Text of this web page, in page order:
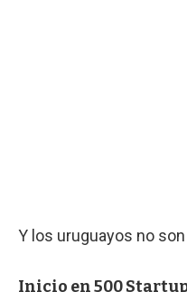
Y los uruguayos no
Inicio en 500